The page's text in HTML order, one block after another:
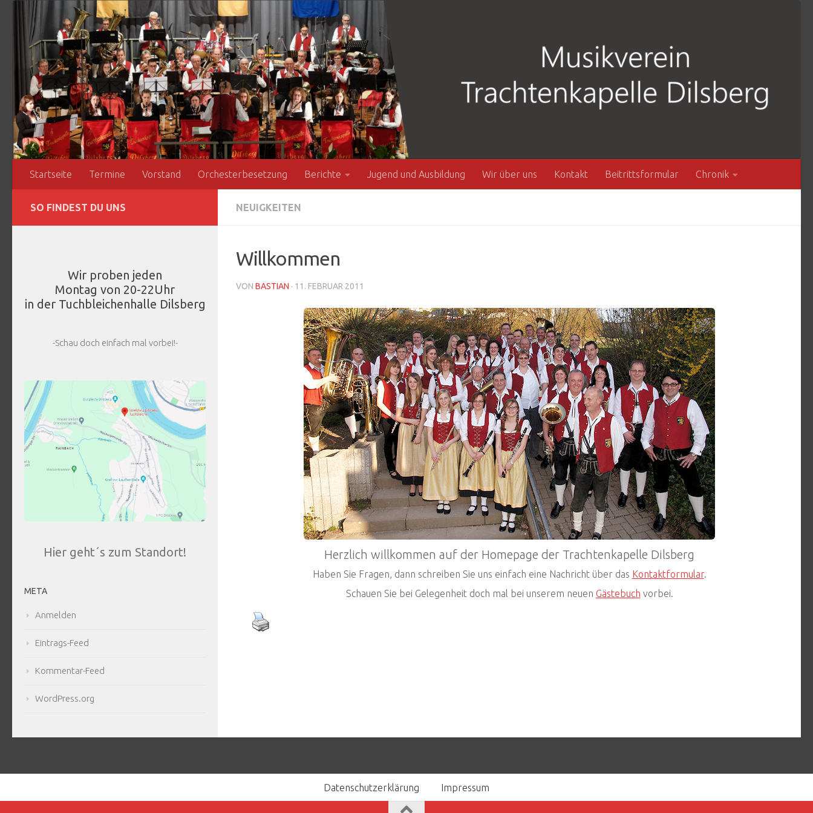
Zum Inhalt springen
Startseite Termine Vorstand Orchesterbesetzung Berichte Jugend und Ausbildung Wir über uns Kontakt Beitrittsformular Chronik
NEUIGKEITEN
Willkommen
VON BASTIAN · 11. FEBRUAR 2011
Herzlich willkommen auf der Homepage der Trachtenkapelle Dilsberg
Haben Sie Fragen, dann schreiben Sie uns einfach eine Nachricht über das Kontaktformular.
Schauen Sie bei Gelegenheit doch mal bei unserem neuen Gästebuch vorbei.
SO FINDEST DU UNS
Wir proben jeden
Montag von 20-22Uhr
in der Tuchbleichenhalle Dilsberg
-Schau doch einfach mal vorbei!-
Hier geht´s zum Standort!
META
Anmelden
Eintrags-Feed
Kommentar-Feed
WordPress.org
Datenschutzerklärung Impressum